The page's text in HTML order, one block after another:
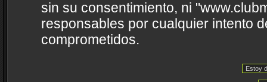
sin su consentimiento, ni
responsables por cualquier intento
comprometidos.